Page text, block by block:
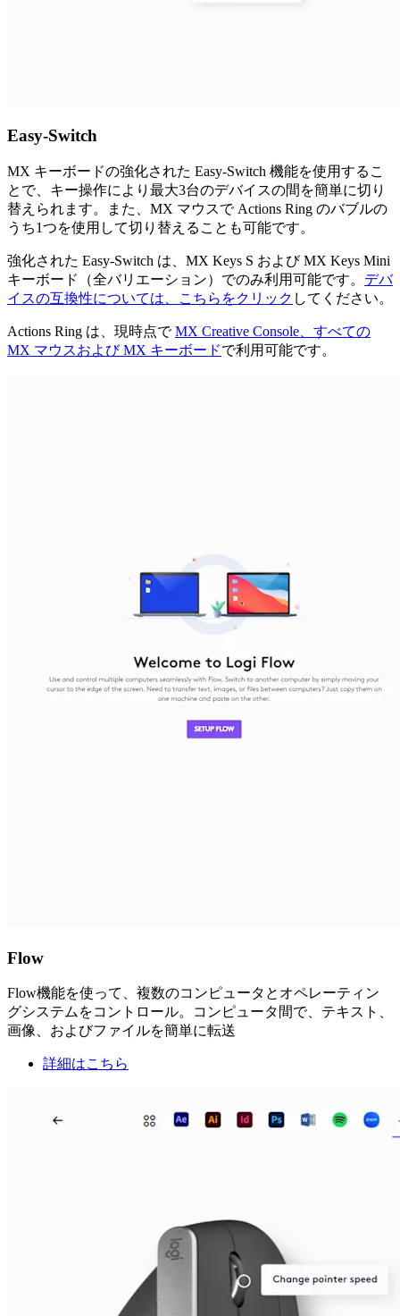
Easy-Switch
MX キーボードの強化された Easy-Switch 機能を使用するこ
とで、キー操作により最大3台のデバイスの間を簡単に切り
替えられます。また、MX マウスで Actions Ring のバブルの
うち1つを使用して切り替えることも可能です。
強化された Easy-Switch は、MX Keys S および MX Keys Mini
キーボード（全バリエーション）でのみ利用可能です。 デバ
イスの互換性については、こちらをクリック してください。
Actions Ring は、現時点でMX Creative Console、すべての
MX マウスおよび MX キーボードで利用可能です。
Flow
Flow機能を使って、複数のコンピュータとオペレーティン
グシステムをコントロール。コンピュータ間で、テキスト、
画像、およびファイルを簡単に転送
詳細はこちら